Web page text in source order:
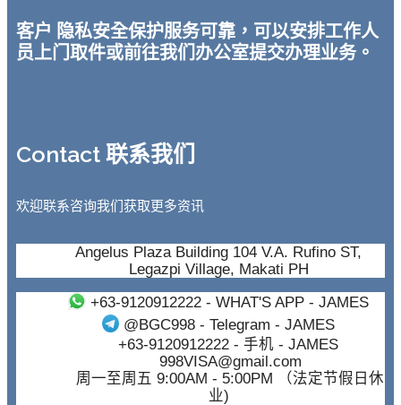
客户 隐私安全保护服务可靠，可以安排工作人
员上门取件或前往我们办公室提交办理业务。
Contact 联系我们
欢迎联系咨询我们获取更多资讯
Angelus Plaza Building 104 V.A. Rufino ST,
Legazpi Village, Makati PH
+63-9120912222- WHAT'S APP - JAMES
@BGC998 - Telegram - JAMES
+63-9120912222- 手机 - JAMES
998VISA@gmail.com
周一至周五 9:00AM - 5:00PM （法定节假日休
业)